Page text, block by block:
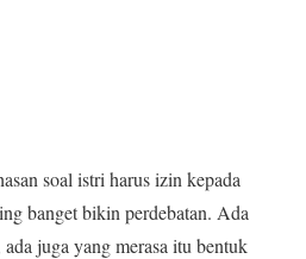
soal istri harus izin kepada
banget bikin perdebatan. Ada
juga yang merasa itu bentuk